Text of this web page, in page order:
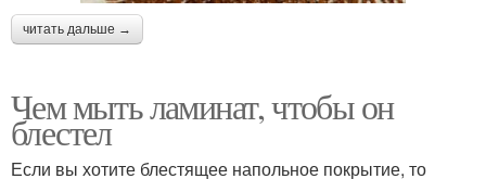
читать дальше →
Чем мыть ламинат, чтобы он
блестел
Если вы хотите блестящее напольное покрытие, то